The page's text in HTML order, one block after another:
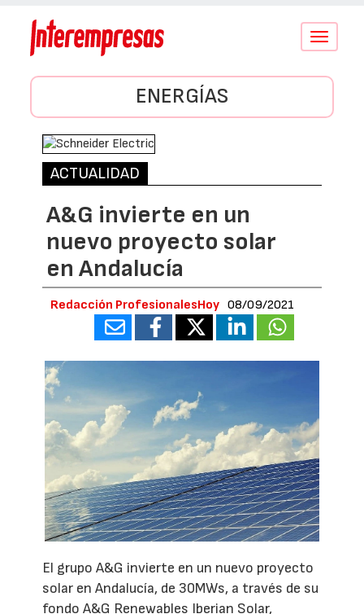
Conmutar
ENERGÍAS
ACTUALIDAD
A&G invierte en un
nuevo proyecto solar
en Andalucía
Redacción ProfesionalesHoy 08/09/2021
El grupo A&G invierte en un nuevo proyecto
solar en Andalucía, de 30MWs, a través de su
fondo A&G Renewables Iberian Solar,